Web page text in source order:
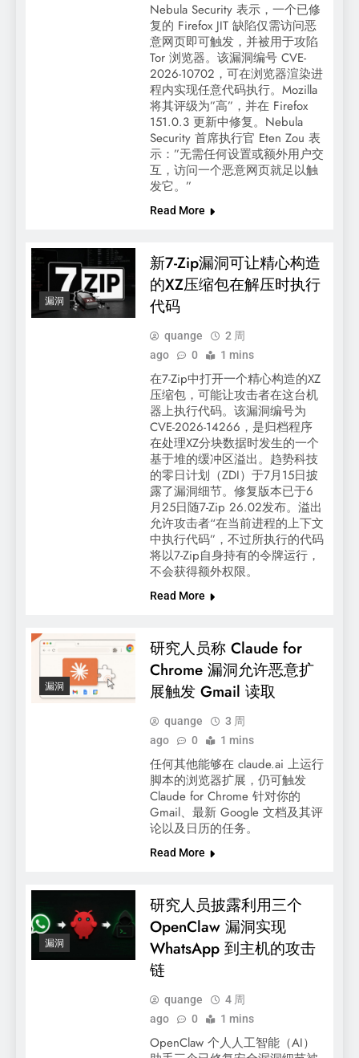
Nebula Security 表示，一个已修
复的 Firefox JIT 缺陷仅需访问恶
意网页即可触发，并被用于攻陷
Tor 浏览器。该漏洞编号 CVE-
2026-10702，可在浏览器渲染进
程内实现任意代码执行。Mozilla
将其评级为”高”，并在 Firefox
151.0.3 更新中修复。Nebula
Security 首席执行官 Eten Zou 表
示：”无需任何设置或额外用户交
互，访问一个恶意网页就足以触
发它。”
Read More
漏洞
新7-Zip漏洞可让精心构造
的XZ压缩包在解压时执行
代码
quange
2 周
ago
0 1 mins
在7-Zip中打开一个精心构造的XZ
压缩包，可能让攻击者在这台机
器上执行代码。该漏洞编号为
CVE-2026-14266，是归档程序
在处理XZ分块数据时发生的一个
基于堆的缓冲区溢出。趋势科技
的零日计划（ZDI）于7月15日披
露了漏洞细节。修复版本已于6
月25日随7-Zip 26.02发布。溢出
允许攻击者“在当前进程的上下文
中执行代码”，不过所执行的代码
将以7-Zip自身持有的令牌运行，
不会获得额外权限。
Read More
漏洞
研究人员称 Claude for
Chrome 漏洞允许恶意扩
展触发 Gmail 读取
quange
3 周
ago
0 1 mins
任何其他能够在 claude.ai 上运行
脚本的浏览器扩展，仍可触发
Claude for Chrome 针对你的
Gmail、最新 Google 文档及其评
论以及日历的任务。
Read More
漏洞
研究人员披露利用三个
OpenClaw 漏洞实现
WhatsApp 到主机的攻击
链
quange
4 周
ago
0 1 mins
OpenClaw 个人人工智能（AI）